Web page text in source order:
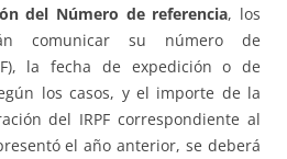
del Número de referencia, los
comunicar su número de
la fecha de expedición o de
los casos, y el importe de la
del IRPF correspondiente al
el año anterior, se deberá